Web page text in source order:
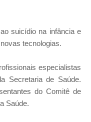
suicídio na infância e
tecnologias.
especialistas
Secretaria de Saúde.
do Comitê de
Saúde.